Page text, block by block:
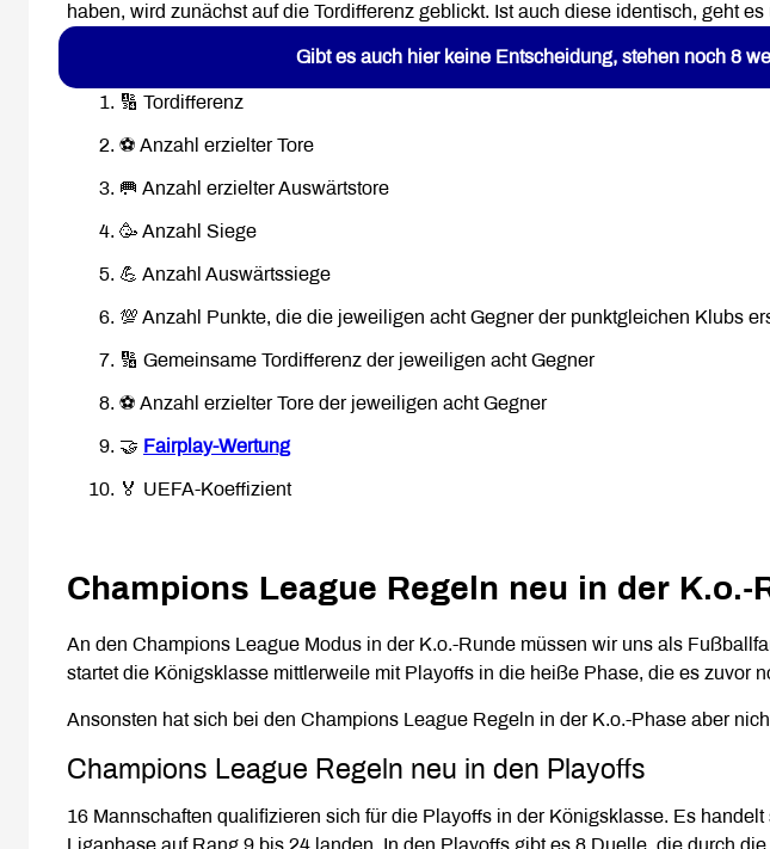
haben, wird zunächst auf die Tordifferenz geblickt. Ist auch diese identisch, geht
Gibt es auch hier keine Entscheidung, stehen noch 8
🔢 Tordifferenz
⚽ Anzahl erzielter Tore
🥅 Anzahl erzielter Auswärtstore
🥳 Anzahl Siege
💪 Anzahl Auswärtssiege
💯 Anzahl Punkte, die die jeweiligen acht Gegner der punktgleichen Klubs
🔢 Gemeinsame Tordifferenz der jeweiligen acht Gegner
⚽ Anzahl erzielter Tore der jeweiligen acht Gegner
🤝 Fairplay-Wertung
🏅 UEFA-Koeffizient
Champions League Regeln neu in der K.o.-
An den Champions League Modus in der K.o.-Runde müssen wir uns als
startet die Königsklasse mittlerweile mit Playoffs in die heiße Phase, die es zuvor
Ansonsten hat sich bei den Champions League Regeln in der K.o.-Phase aber
Champions League Regeln neu in den Playoffs
16 Mannschaften qualifizieren sich für die Playoffs in der Königsklasse. Es
Ligaphase auf Rang 9 bis 24 landen. In den Playoffs gibt es 8 Duelle, die durch